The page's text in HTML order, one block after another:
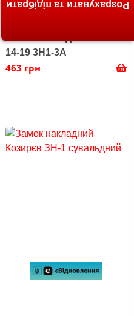
14-19 3Н1-3А
463 грн
Розрахувати та підібрати